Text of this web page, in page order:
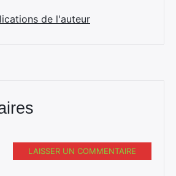
de l'auteur
LAISSER UN COMMENTAIRE